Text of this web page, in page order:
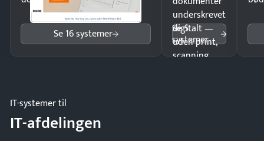
Se 16 systemer
underskrevet
digitalt —
uden print,
scanning
Se 5
systemer
IT-systemer til
IT-afdelingen